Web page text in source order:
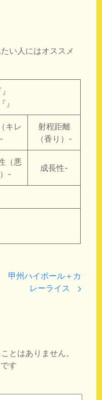
い人にはオススメ
』
キレ
射程距離
（香り）-
（悪
-
成長性-
甲州ハイボール＋カ
レーライス
とはありません。
す